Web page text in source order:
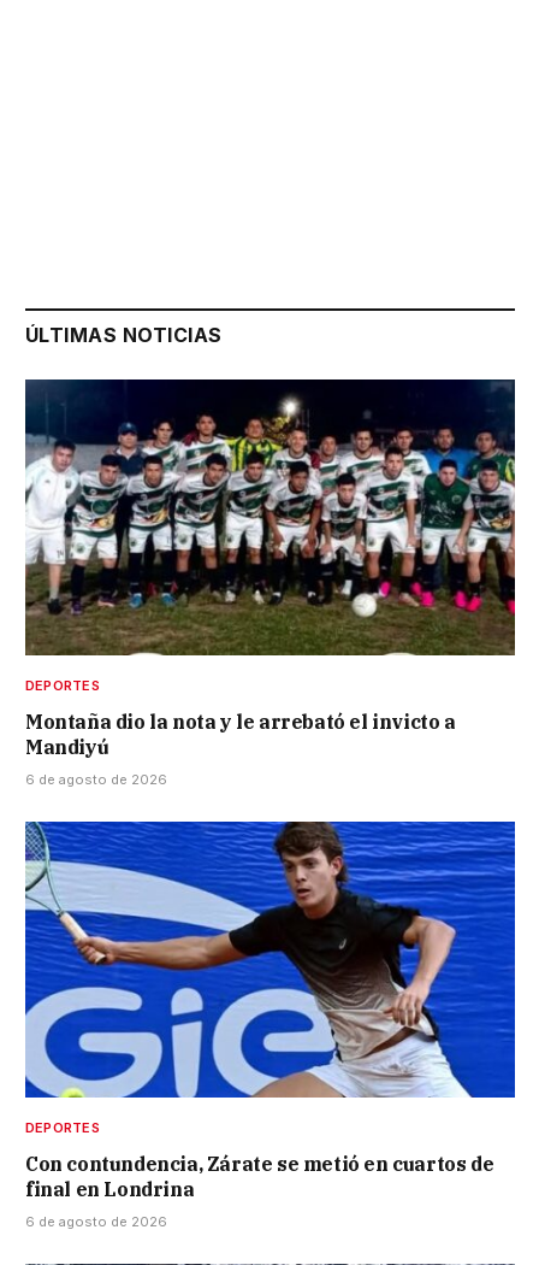
ÚLTIMAS NOTICIAS
DEPORTES
Montaña dio la nota y le arrebató el invicto a
Mandiyú
6 de agosto de 2026
DEPORTES
Con contundencia, Zárate se metió en cuartos de
final en Londrina
6 de agosto de 2026